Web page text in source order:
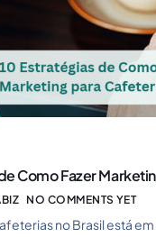
Como Fazer
NO COMMENTS YET
no Brasil está